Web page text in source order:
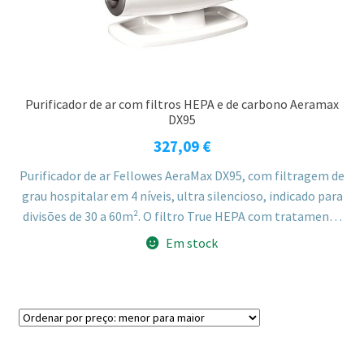
Purificador de ar com filtros HEPA e de carbono Aeramax
DX95
327,09 €
Purificador de ar Fellowes AeraMax DX95, com filtragem de
grau hospitalar em 4 níveis, ultra silencioso, indicado para
divisões de 30 a 60m². O filtro True HEPA com tratamento
antimicrobiano AeraSafe remove 99,97% das partículas
Em stock